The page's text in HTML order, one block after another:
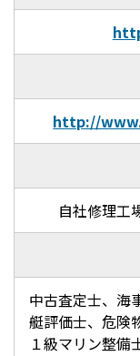
http://
自社修理工
中古査定士、海
艇評価士、危険
１級マリン整備